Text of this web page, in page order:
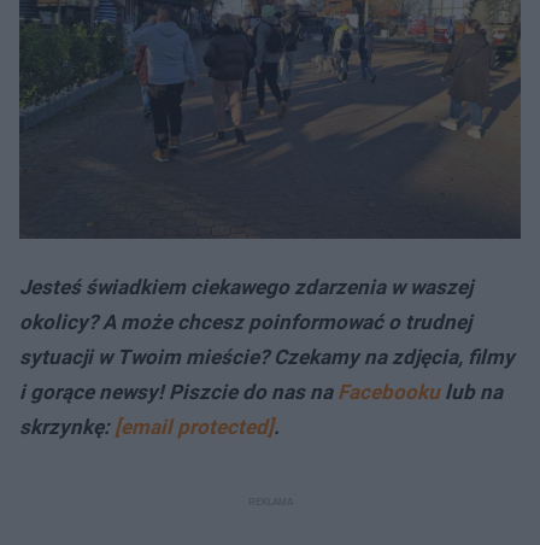
Jesteś świadkiem ciekawego zdarzenia w waszej
okolicy? A może chcesz poinformować o trudnej
sytuacji w Twoim mieście? Czekamy na zdjęcia, filmy
i gorące newsy! Piszcie do nas na Facebookulub na
skrzynkę: [email protected].